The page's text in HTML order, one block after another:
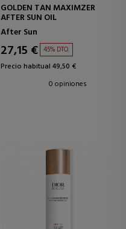
GOLDEN TAN MAXIMZER
AFTER SUN OIL
After Sun
27,15 € 45% DTO.
Precio habitual 49,50 €
0 opiniones